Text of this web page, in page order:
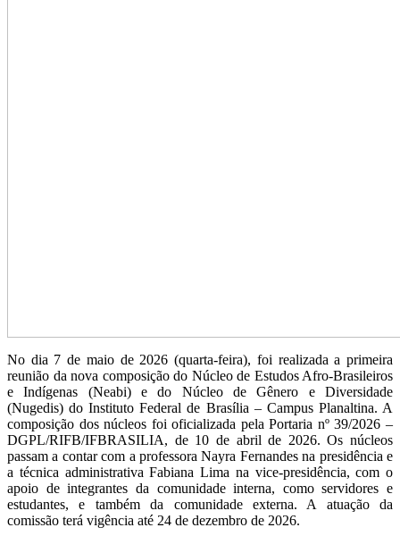
No dia 7 de maio de 2026 (quarta-feira), foi realizada a primeira
reunião da nova composição do Núcleo de Estudos Afro-Brasileiros
e Indígenas (Neabi) e do Núcleo de Gênero e Diversidade
(Nugedis) do Instituto Federal de Brasília – Campus Planaltina. A
composição dos núcleos foi oficializada pela Portaria nº 39/2026 –
DGPL/RIFB/IFBRASILIA, de 10 de abril de 2026. Os núcleos
passam a contar com a professora Nayra Fernandes na presidência e
a técnica administrativa Fabiana Lima na vice-presidência, com o
apoio de integrantes da comunidade interna, como servidores e
estudantes, e também da comunidade externa. A atuação da
comissão terá vigência até 24 de dezembro de 2026.